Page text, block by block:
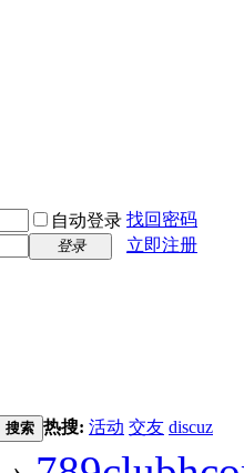
自动登录 找回密码
登录 立即注册
搜索 热搜: 活动 交友 discuz